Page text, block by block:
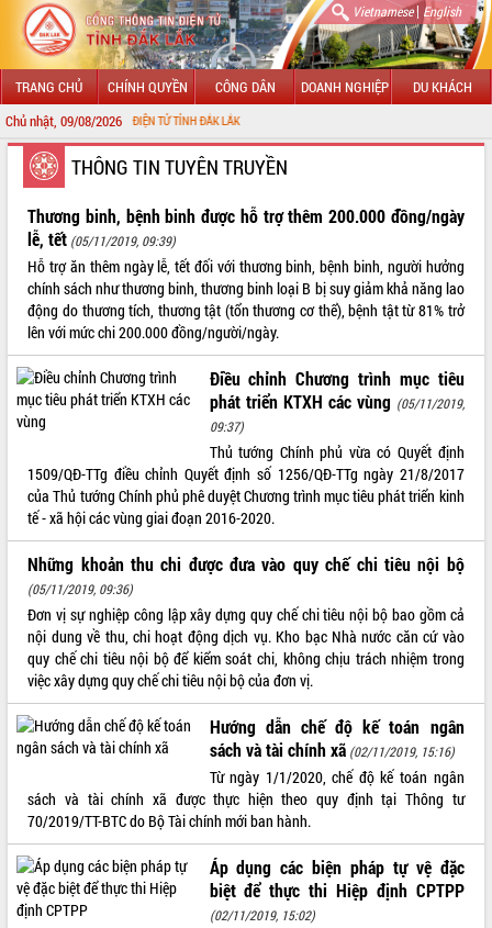
Vietnamese| English
TRANG CHỦ CHÍNH QUYỀN CÔNG DÂN DOANH NGHIỆP DU KHÁCH
Chủ nhật, 09/08/2026
THÔNG TIN ĐIỆN TỬ TỈNH ĐẮK LẮK
GIỚI THIỆU
LÃNH ĐẠO UBND TỈNH
TIN TỨC SỰ KIỆN
SỞ, BAN, NGÀNH
UBND CÁC XÃ, PHƯỜNG
THÔNG TIN CHỈ ĐẠO ĐIỀU HÀNH
HỆ THỐNG VĂN BẢN
VĂN BẢN HĐND TỈNH
ĐIỂM TIN VĂN BẢN
QUY HOẠCH - KẾ HOẠCH
THÔNG TIN TUYÊN TRUYỀN
Thương binh, bệnh binh được hỗ trợ thêm 200.000 đồng/ngày
lễ, tết (05/11/2019, 09:39)
Hỗ trợ ăn thêm ngày lễ, tết đối với thương binh, bệnh binh, người hưởng
chính sách như thương binh, thương binh loại B bị suy giảm khả năng lao
động do thương tích, thương tật (tổn thương cơ thể), bệnh tật từ 81% trở
lên với mức chi 200.000 đồng/người/ngày.
Điều chỉnh Chương trình mục tiêu
phát triển KTXH các vùng (05/11/2019,
09:37)
Thủ tướng Chính phủ vừa có Quyết định
1509/QĐ-TTg điều chỉnh Quyết định số 1256/QĐ-TTg ngày 21/8/2017
của Thủ tướng Chính phủ phê duyệt Chương trình mục tiêu phát triển kinh
tế - xã hội các vùng giai đoạn 2016-2020.
Những khoản thu chi được đưa vào quy chế chi tiêu nội bộ
(05/11/2019, 09:36)
Đơn vị sự nghiệp công lập xây dựng quy chế chi tiêu nội bộ bao gồm cả
nội dung về thu, chi hoạt động dịch vụ. Kho bạc Nhà nước căn cứ vào
quy chế chi tiêu nội bộ để kiểm soát chi, không chịu trách nhiệm trong
việc xây dựng quy chế chi tiêu nội bộ của đơn vị.
Hướng dẫn chế độ kế toán ngân
sách và tài chính xã (02/11/2019, 15:16)
Từ ngày 1/1/2020, chế độ kế toán ngân
sách và tài chính xã được thực hiện theo quy định tại Thông tư
70/2019/TT-BTC do Bộ Tài chính mới ban hành.
Áp dụng các biện pháp tự vệ đặc
biệt để thực thi Hiệp định CPTPP
(02/11/2019, 15:02)